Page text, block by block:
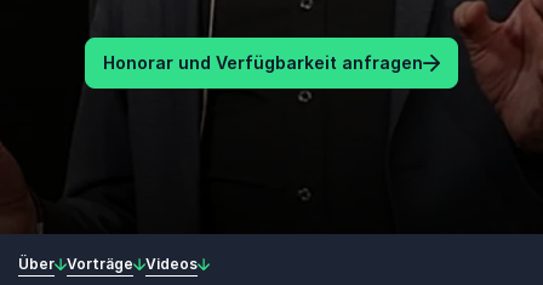
Honorar und Verfügbarkeit anfragen
Über Vorträge Videos